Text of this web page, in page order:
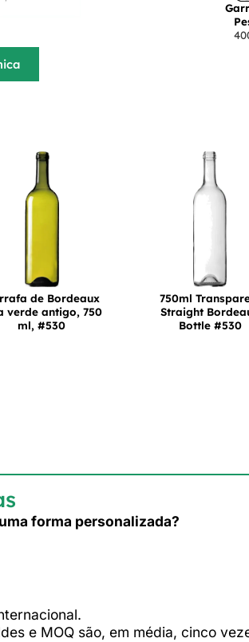
de Bordeaux
verde antigo, 750
ml, #530
750ml
Straight
Bottle #530
forma personalizada?
e MOQ são, em média, cinco